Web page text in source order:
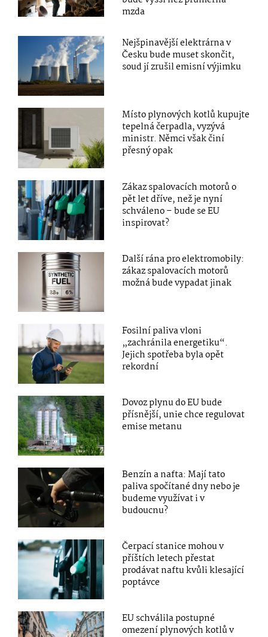
mzda
Nejšpinavější elektrárna v
Česku bude muset skončit,
soud jí zrušil emisní výjimku
Místo plynových kotlů kupujte
tepelná čerpadla, vyzývá
ministr. Němci však činí
přesný opak
Zákaz spalovacích motorů o
pět let dříve, než je nyní
schváleno – bude se EU
inspirovat?
Další rána pro elektromobily:
zákaz spalovacích motorů
možná bude vypadat jinak
Fosilní paliva vloni
„zachránila energetiku“.
Jejich spotřeba byla opět
rekordní
Dovoz plynu do EU bude
přísnější, unie chce regulovat
emise metanu
Benzín a nafta: Mají tato
paliva spočítané dny nebo je
budeme využívat i v
budoucnu?
Čerpací stanice mohou v
příštích letech přestat
prodávat naftu kvůli klesající
poptávce
EU schválila postupné
omezení plynových kotlů v